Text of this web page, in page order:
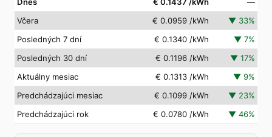
Včera
€ 0.0959 /kWh ▼ 33%
Posledných 7 dní
€ 0.1340 /kWh ▼ 7%
Posledných 30 dní
€ 0.1196 /kWh ▼ 17%
Aktuálny mesiac
€ 0.1313 /kWh ▼ 9%
Predchádzajúci mesiac
€ 0.1099 /kWh ▼ 23%
Predchádzajúci rok
€ 0.0780 /kWh ▼ 46%